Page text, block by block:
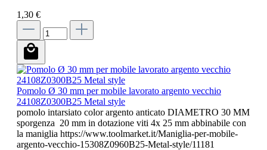
1,30 €
Pomolo Ø 30 mm per mobile lavorato argento vecchio
24108Z0300B25 Metal style
pomolo intarsiato color argento anticato DIAMETRO 30 MM
sporgenza 20 mm in dotazione viti 4x 25 mm abbinabile con
la maniglia https://www.toolmarket.it/Maniglia-per-mobile-
argento-vecchio-15308Z0960B25-Metal-style/11181